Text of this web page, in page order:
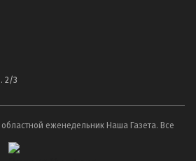
2/3
областной еженедельник Наша Газета. Все